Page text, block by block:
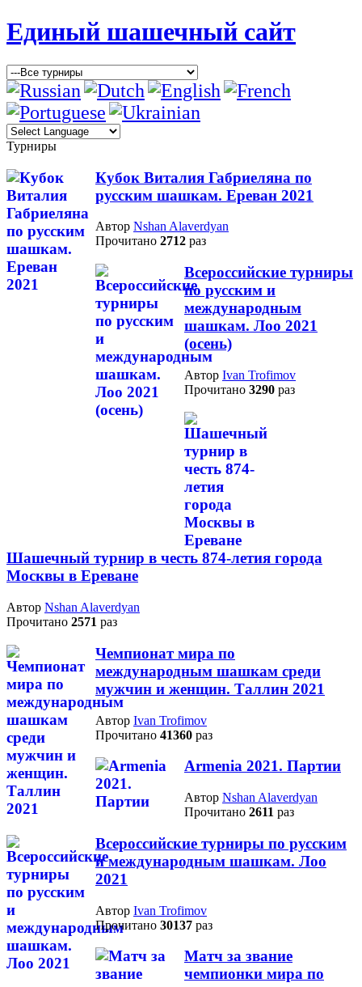
Единый шашечный сайт
Турниры
Кубок Виталия Габриеляна по
русским шашкам. Ереван 2021
Автор Nshan Alaverdyan
Прочитано 2712 раз
Всероссийские турниры
по русским и
международным
шашкам. Лоо 2021
(осень)
Автор Ivan Trofimov
Прочитано 3290 раз
Шашечный турнир в честь 874-летия города
Москвы в Ереване
Автор Nshan Alaverdyan
Прочитано 2571 раз
Чемпионат мира по
международным шашкам среди
мужчин и женщин. Таллин 2021
Автор Ivan Trofimov
Прочитано 41360 раз
Armenia 2021. Партии
Автор Nshan Alaverdyan
Прочитано 2611 раз
Всероссийские турниры по русским
и международным шашкам. Лоо
2021
Автор Ivan Trofimov
Прочитано 30137 раз
Матч за звание
чемпионки мира по